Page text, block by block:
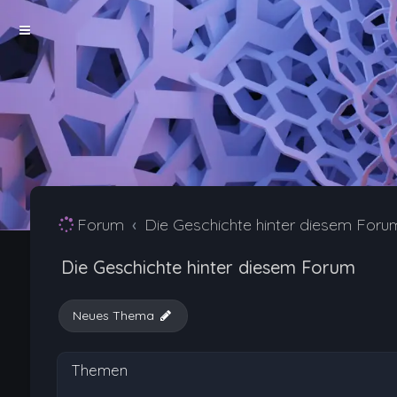
Forum Die Geschichte hinter diesem
Die Geschichte hinter diesem Forum
Neues Thema
Themen